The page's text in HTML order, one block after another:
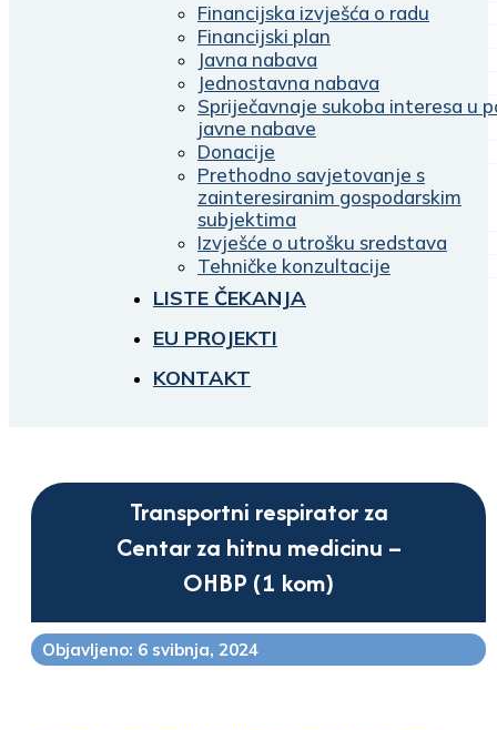
Financijska izvješća o radu
Financijski plan
Javna nabava
Jednostavna nabava
Spriječavnaje sukoba interesa u
javne nabave
Donacije
Prethodno savjetovanje s
zainteresiranim gospodarskim
subjektima
Izvješće o utrošku sredstava
Tehničke konzultacije
LISTE ČEKANJA
EU PROJEKTI
KONTAKT
Transportni respirator za
Centar za hitnu medicinu –
OHBP (1 kom)
Objavljeno: 6 svibnja, 2024